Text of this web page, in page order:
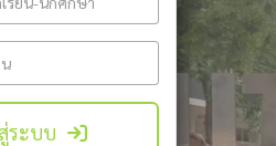
ระบบ